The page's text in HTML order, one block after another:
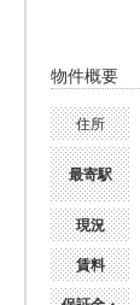
物件概要
住所
最寄駅
現況
賃料